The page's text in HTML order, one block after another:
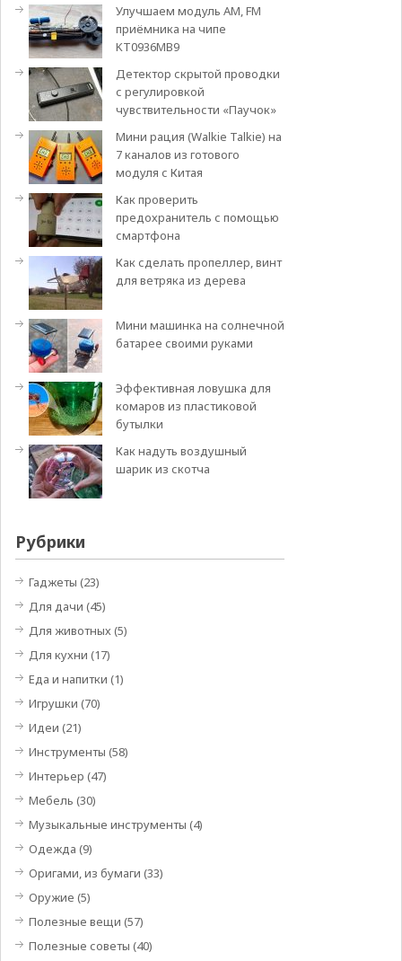
Улучшаем модуль АМ, FM
приёмника на чипе
KT0936MB9
Детектор скрытой проводки
с регулировкой
чувствительности «Паучок»
Мини рация (Walkie Talkie) на
7 каналов из готового
модуля с Китая
Как проверить
предохранитель с помощью
смартфона
Как сделать пропеллер, винт
для ветряка из дерева
Мини машинка на солнечной
батарее своими руками
Эффективная ловушка для
комаров из пластиковой
бутылки
Как надуть воздушный
шарик из скотча
Рубрики
Гаджеты (23)
Для дачи (45)
Для животных(5)
Для кухни (17)
Еда и напитки (1)
Игрушки (70)
Идеи (21)
Инструменты (58)
Интерьер (47)
Мебель (30)
Музыкальные инструменты (4)
Одежда (9)
Оригами, из бумаги (33)
Оружие (5)
Полезные вещи (57)
Полезные советы (40)